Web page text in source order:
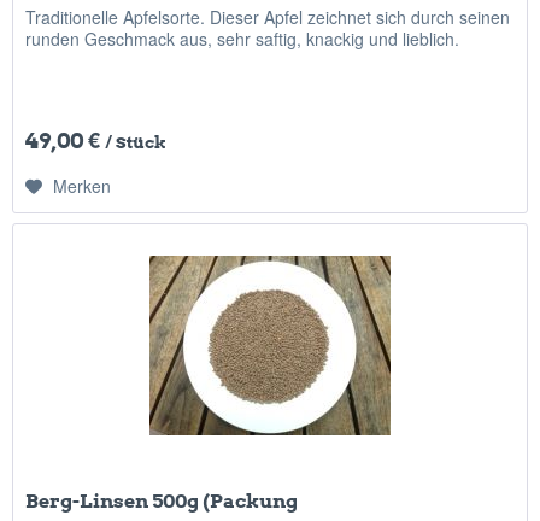
Traditionelle Apfelsorte. Dieser Apfel zeichnet sich durch seinen
runden Geschmack aus, sehr saftig, knackig und lieblich.
49,00 €/ Stück
Merken
Berg-Linsen 500g (Packung